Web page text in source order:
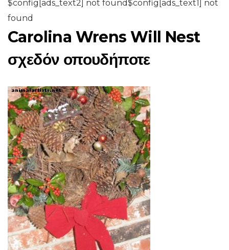
$config[ads_text2] not found$config[ads_text1] not
found
Carolina Wrens Will Nest
σχεδόν οπουδήποτε